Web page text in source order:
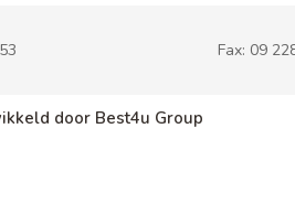
Fax: 09
door Best4u Group